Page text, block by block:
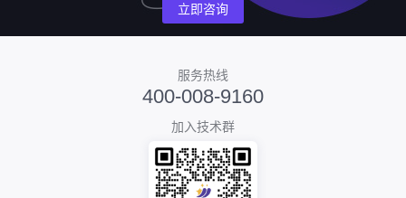
立即咨询
服务热线
400-008-9160
加入技术群